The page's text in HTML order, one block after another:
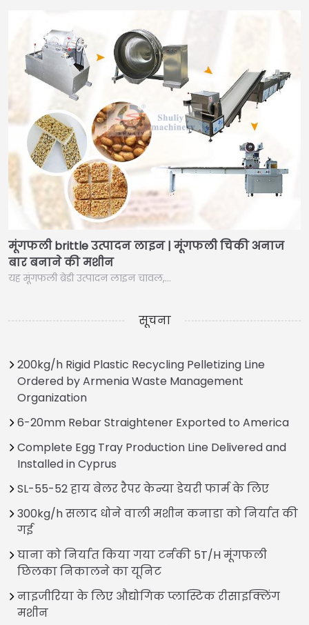
मूंगफली brittle उत्पादन लाइन | मूंगफली चिकी अनाज
बार बनाने की मशीन
यह मूंगफली ब्रेडी उत्पादन लाइन चावल,…
सूचना
200kg/h Rigid Plastic Recycling Pelletizing Line
Ordered by Armenia Waste Management
Organization
6-20mm Rebar Straightener Exported to America
Complete Egg Tray Production Line Delivered and
Installed in Cyprus
SL-55-52 हाय बेलर रैपर केन्या डेयरी फार्म के लिए
300kg/h सलाद धोने वाली मशीन कनाडा को निर्यात की
गई
घाना को निर्यात किया गया टर्नकी 5T/H मूंगफली
छिलका निकालने का यूनिट
नाइजीरिया के लिए औद्योगिक प्लास्टिक रीसाइक्लिंग
मशीन